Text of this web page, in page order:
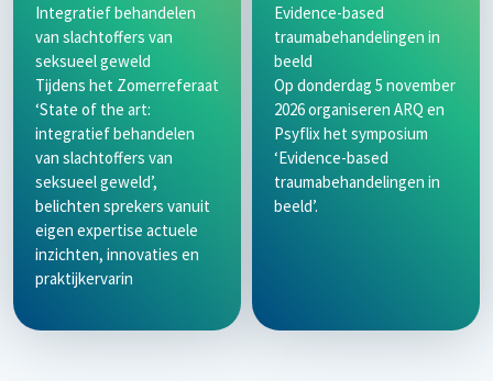
Integratief behandelen
van slachtoffers van
seksueel geweld
Tijdens het Zomerreferaat
‘State of the art:
integratief behandelen
van slachtoffers van
seksueel geweld’,
belichten sprekers vanuit
eigen expertise actuele
inzichten, innovaties en
praktijkervarin
Evidence-based
traumabehandelingen in
beeld
Op donderdag 5 november
2026 organiseren ARQ en
Psyflix het symposium
‘Evidence-based
traumabehandelingen in
beeld’.